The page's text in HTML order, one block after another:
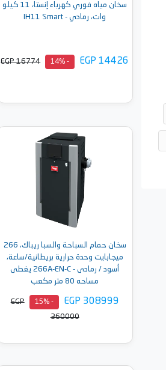
سخان مياه فوري كهرباء إنستا، 11 كيلو
وات، رمادي - IH11 Smart
EGP 14426
- 14%
EGP 16774
أضف إلى السلة
سخان حمام السباحة والسبا ريباك، 266
ميجابايت وحدة حرارية بريطانية/ساعة،
أسود / رمادى - 266A-EN-C يغطى
مساحه 80 متر مكعب
EGP 308999
- 15%
EGP
360000